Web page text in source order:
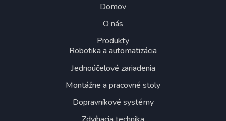
Domov
O nás
Produkty
Robotika a automatizácia
Jednoúčelové zariadenia
Montážne a pracovné stoly
Dopravníkové systémy